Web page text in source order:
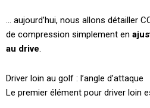
… aujourd’hui, nous allons détailler
de compression simplement en
au drive
Driver loin au golf : l’angle d’attaque
Le premier élément pour driver loin